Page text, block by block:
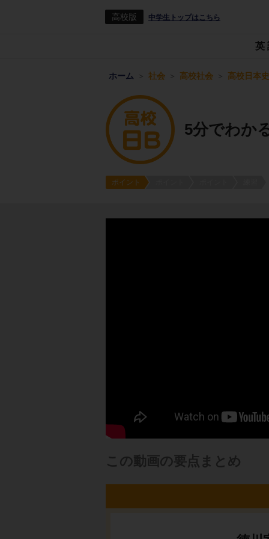
高校版 中学生トップはこちら
英
ホーム 社会 高校社会 高校日本
5分でわか
ポイント
この動画の要点まとめ